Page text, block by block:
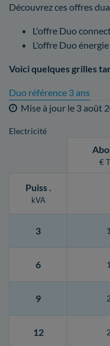
Découvrez ces offres
L'offre Duo
L'offre Duo
Voici quelques grilles
Duo référence 3 ans
Mise à jour le 3 août
Electricité
€
Puiss.
kVA
3
6
9
12